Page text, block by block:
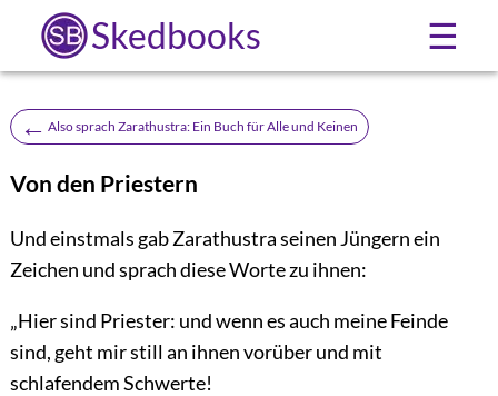
Skedbooks ☰
← Also sprach Zarathustra: Ein Buch für Alle und Keinen
Von den Priestern
Und einstmals gab Zarathustra seinen Jüngern ein
Zeichen und sprach diese Worte zu ihnen:
„Hier sind Priester: und wenn es auch meine Feinde
sind, geht mir still an ihnen vorüber und mit
schlafendem Schwerte!